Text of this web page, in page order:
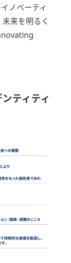
ノベーティ
来を明るく
ティティ